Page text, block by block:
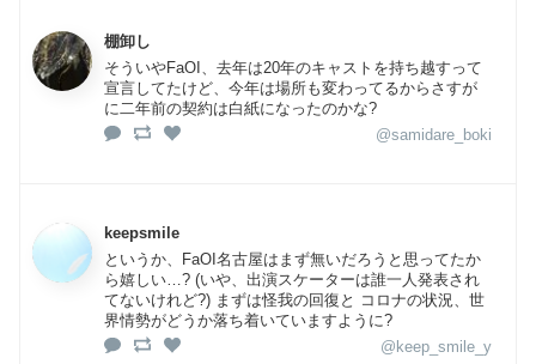
棚卸し
そういやFaOI、去年は20年のキャストを持ち越すって
宣言してたけど、今年は場所も変わってるからさすが
に二年前の契約は白紙になったのかな?
@samidare_boki
keepsmile
というか、FaOI名古屋はまず無いだろうと思ってたか
ら嬉しい…? (いや、出演スケーターは誰一人発表され
てないけれど?) まずは怪我の回復と コロナの状況、世
界情勢がどうか落ち着いていますように?
@keep_smile_y